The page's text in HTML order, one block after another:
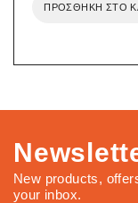
ΠΡΟΣΘΉΚΗ ΣΤΟ
New products,
your inbox.